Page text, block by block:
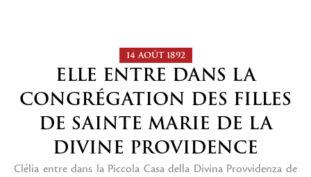
14 AOÛT 1892
ELLE ENTRE DANS LA
CONGRÉGATION DES FILLES
DE SAINTE MARIE DE LA
DIVINE PROVIDENCE
Clélia entre dans la Piccola Casa della Divina Provvidenza de